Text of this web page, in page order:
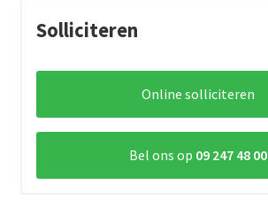
Solliciteren
Online solliciteren
Bel ons op 09 247 48 00